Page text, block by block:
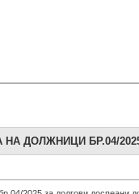
НА ДОЛЖНИЦИ БР.04/